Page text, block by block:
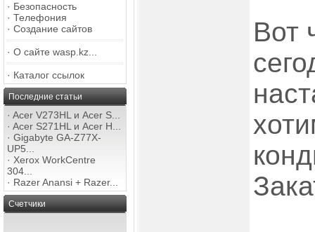
· Безопасность
· Телефония
· Создание сайтов
· О сайте wasp.kz...
· Каталог ссылок
Последние статьи
· Acer V273HL и Acer S...
· Acer S271HL и Acer H...
· Gigabyte GA-Z77X-
UP5...
· Xerox WorkCentre
304...
· Razer Anansi + Razer...
Счетчики
Вот